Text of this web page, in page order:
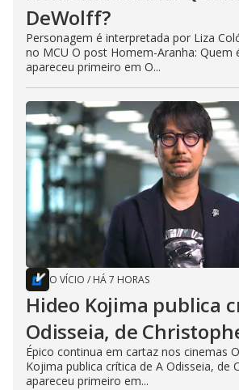
DeWolff?
Personagem é interpretada por Liza
no MCU O post Homem-Aranha: Quem
apareceu primeiro em O...
O VÍCIO / HÁ 7 HORAS
Hideo Kojima publica
Odisseia, de
Épico continua em cartaz nos cinemas
Kojima publica crítica de A Odisseia, de
apareceu primeiro em...